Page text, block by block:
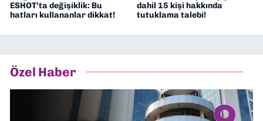
ESHOT’ta değişiklik: Bu
hatları kullananlar dikkat!
dahil 15 kişi hakkında
tutuklama talebi!
Özel Haber